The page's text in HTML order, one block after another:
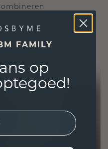
vakmanschap,
als prachtig zijn.
FAMILY
op